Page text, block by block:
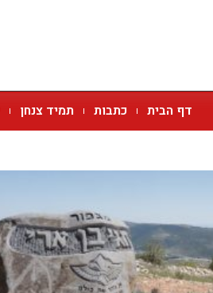
דף הבית כתבות תמיד צנחן